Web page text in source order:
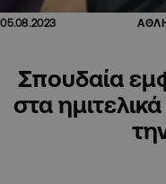
05.08.2023
Σπουδαία
στα